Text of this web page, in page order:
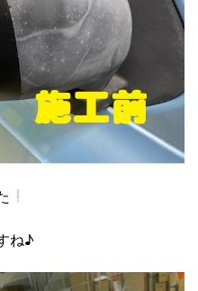
ね♪